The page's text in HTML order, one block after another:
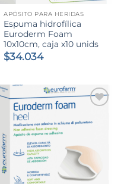
APÓSITO PARA HERIDAS
Espuma hidrofílica
Euroderm Foam
10x10cm, caja x10 unids
$34.034